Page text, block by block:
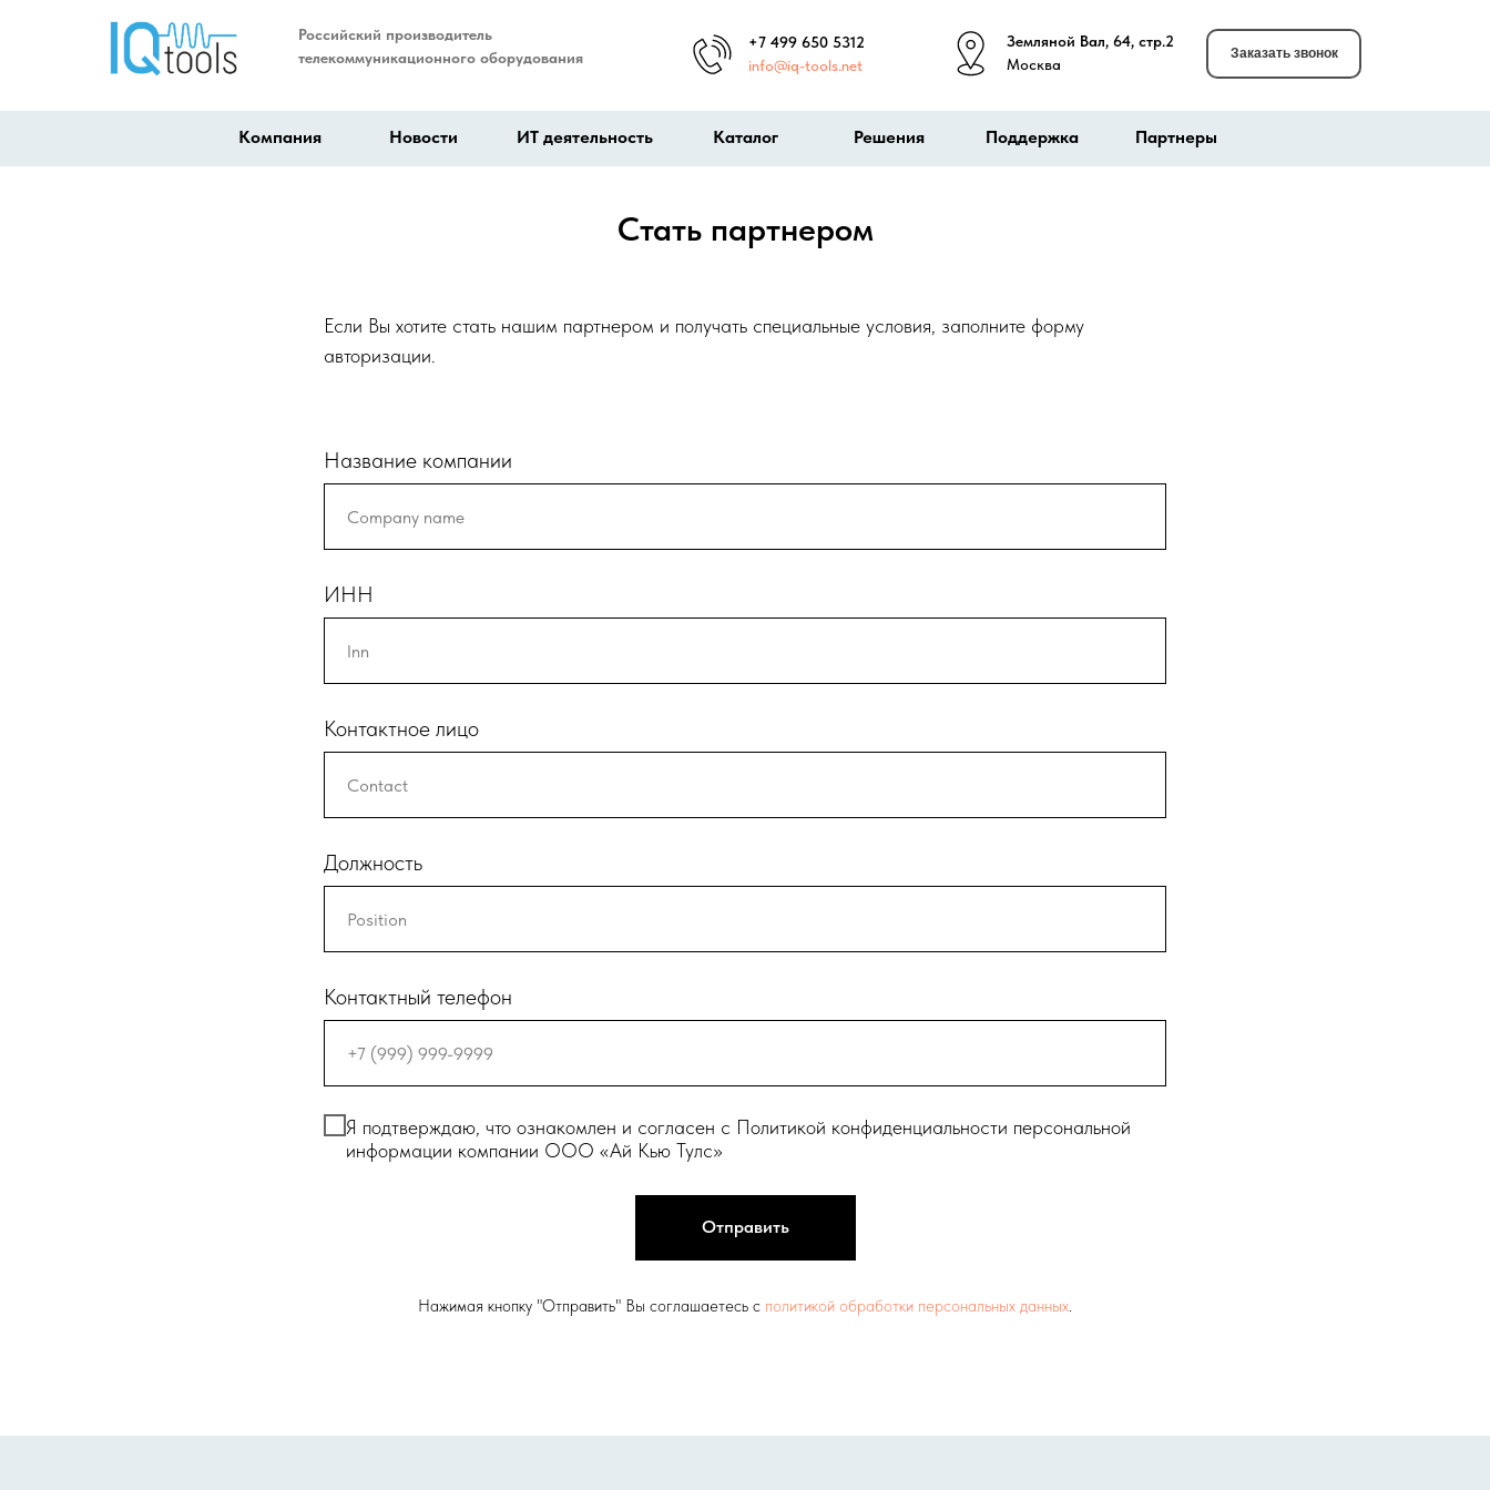
+7 499 650 5312
info@iq-tools.net
Земляной Вал, 64, стр.2
Москва
Российский производитель
телекоммуникационного оборудования
Заказать звонок
Компания Новости Решения Партнеры
ИТ деятельность Каталог Поддержка
Стать партнером
Если Вы хотите стать нашим партнером и получать специальные условия, заполните форму
авторизации.
Название компании
ИНН
Контактное лицо
Должность
Контактный телефон
Я подтверждаю, что ознакомлен и согласен с Политикой конфиденциальности персональной
информации компании ООО «Ай Кью Тулс»
Отправить
Нажимая кнопку "Отправить" Вы соглашаетесь с политикой обработки персональных данных.